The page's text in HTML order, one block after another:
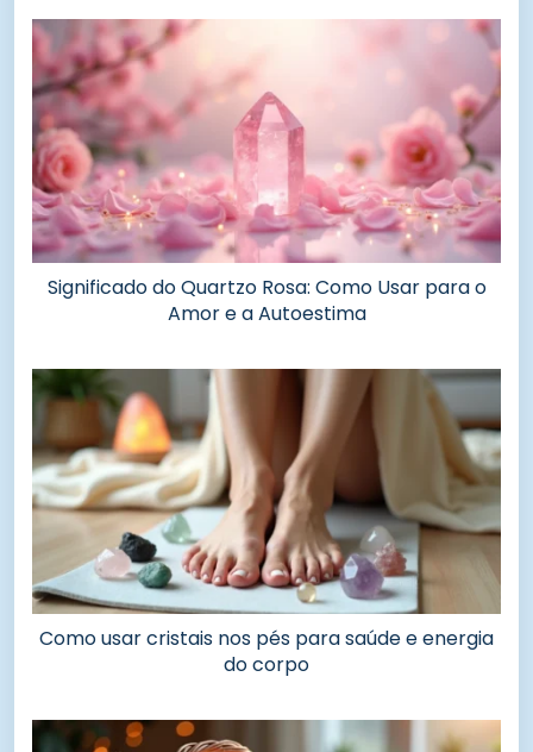
Significado do Quartzo Rosa: Como Usar para o
Amor e a Autoestima
Como usar cristais nos pés para saúde e energia
do corpo